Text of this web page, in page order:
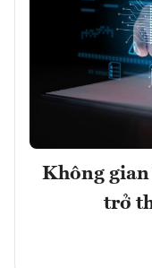
Không
trở